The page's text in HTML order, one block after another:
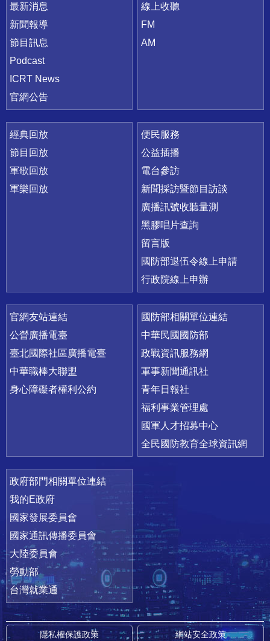
最新消息
新聞報導
節目訊息
Podcast
ICRT News
官網公告
線上收聽
FM
AM
經典回放
節目回放
軍歌回放
軍樂回放
便民服務
公益插播
電台參訪
新聞採訪暨節目訪談
廣播訊號收聽量測
黑膠唱片查詢
留言版
國防部退伍令線上申請
行政院線上申辦
官網友站連結
公營廣播電臺
臺北國際社區廣播電臺
中華職棒大聯盟
身心障礙者權利公約
國防部相關單位連結
中華民國國防部
政戰資訊服務網
軍事新聞通訊社
青年日報社
福利事業管理處
國軍人才招募中心
全民國防教育全球資訊網
政府部門相關單位連結
我的E政府
國家發展委員會
國家通訊傳播委員會
大陸委員會
勞動部
台灣就業通
隱私權保護政策 網站安全政策